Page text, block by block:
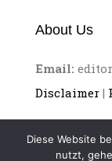
About Us
Email:
Disclaimer |
Diese Website
nutzt,